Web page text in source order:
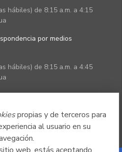
propias y de terceros para
al usuario en su
hábiles) de 8:15 a.m. a 4:15
por medios
hábiles) de 8:15 a.m. a 4:45